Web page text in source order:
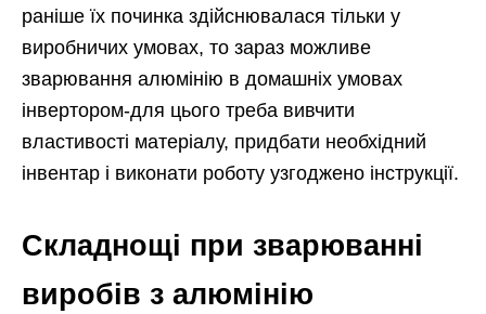
раніше їх починка здійснювалася тільки у
виробничих умовах, то зараз можливе
зварювання алюмінію в домашніх умовах
інвертором-для цього треба вивчити
властивості матеріалу, придбати необхідний
інвентар і виконати роботу узгоджено інструкції.
Складнощі при зварюванні
виробів з алюмінію